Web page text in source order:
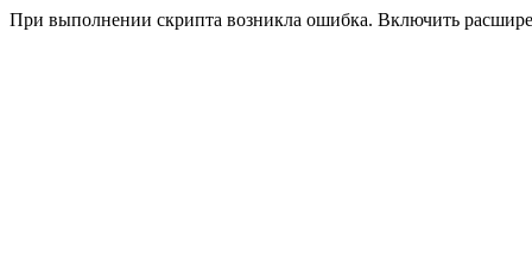
При выполнении скрипта возникла ошибка. Включить